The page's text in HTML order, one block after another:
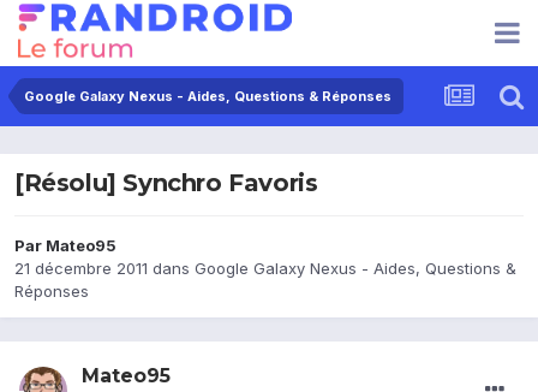
Google Galaxy Nexus - Aides, Questions & Réponses
[Résolu] Synchro Favoris
Par Mateo95
21 décembre 2011 dans Google Galaxy Nexus - Aides, Questions &
Réponses
Mateo95